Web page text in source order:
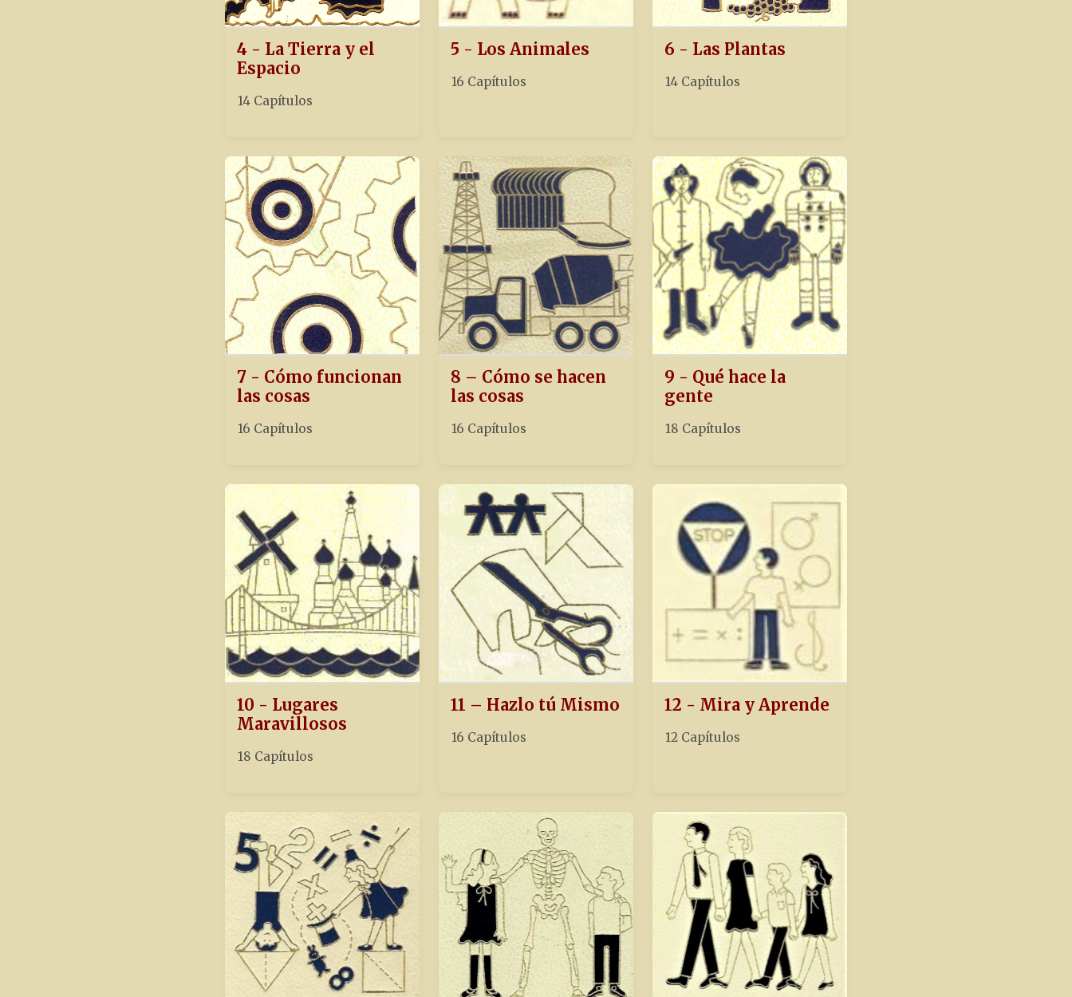
4 - La Tierra y el
Espacio
14 Capítulos
5 - Los Animales
16 Capítulos
6 - Las Plantas
14 Capítulos
7 - Cómo funcionan
las cosas
16 Capítulos
8 – Cómo se hacen
las cosas
16 Capítulos
9 - Qué hace la
gente
18 Capítulos
10 - Lugares
Maravillosos
18 Capítulos
11 – Hazlo tú Mismo
16 Capítulos
12 - Mira y Aprende
12 Capítulos